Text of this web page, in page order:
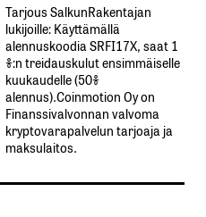
Tarjous SalkunRakentajan
lukijoille: Käyttämällä​ ​
alennuskoodia​ ​SRFI17X,​ ​saat​ ​1
%:n treidauskulut​ ​ensimmäiselle​ ​
kuukaudelle​ ​(50%​ ​
alennus).Coinmotion Oy on
Finanssivalvonnan valvoma
kryptovarapalvelun tarjoaja ja
maksulaitos.